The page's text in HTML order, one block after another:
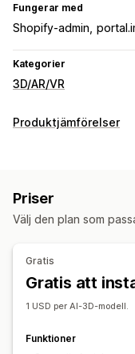
Fungerar med
Shopify-admin
Kategorier
3D/AR/VR
Visualisering
Anpassning
Anpassade produkter
Filuppladdning
Produktjämförelser
AI-rekommendationer
Priser
Välj den plan som
Gratis
Gratis att
1 USD per AI-3D-modell.
Funktioner